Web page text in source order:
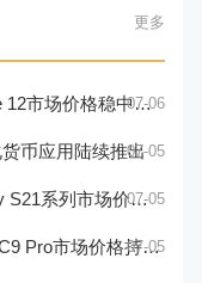
更多
场价格稳中有升07-06
币应用陆续推出07-05
市场价格持续下跌07-05
市场价格持续下跌07-05